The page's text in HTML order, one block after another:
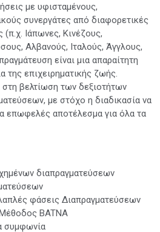
με υφισταμένους,
συνεργάτες από διαφορετικές
(π.χ. Ιάπωνες, Κινέζους,
Αλβανούς, Ιταλούς, Άγγλους,
είναι μια απαραίτητη
της επιχειρηματικής ζωής.
βελτίωση των δεξιοτήτων
με στόχο η διαδικασία να
επωφελές αποτέλεσμα για όλα τα
διαπραγματεύσεων
φάσεις Διαπραγματεύσεων
BATNA
συμφωνία